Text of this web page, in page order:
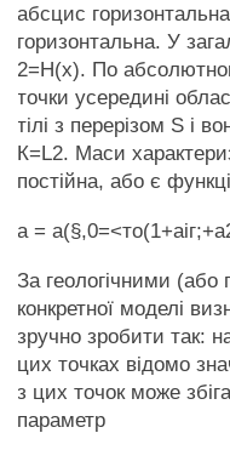
абсцис
горизонтальна. У
2=Н(х). По
точки усередині
тілі з перерізом S і
К=L2. Маси
постійна, або є
а =
За геологічними
конкретної моделі
зручно зробити так:
цих точках відомо
з цих точок може
параметр